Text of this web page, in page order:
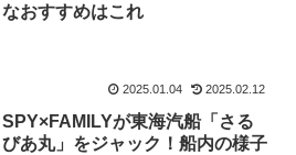
なおすすめはこれ
2025.01.04 2025.02.12
SPY×FAMILYが東海汽船「さる
びあ丸」をジャック！船内の様子